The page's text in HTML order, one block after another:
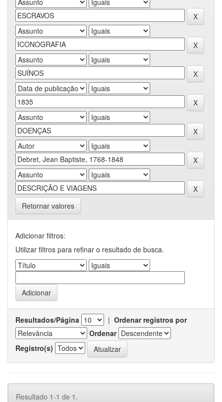
Retornar valores
Adicionar filtros:
Utilizar filtros para refinar o resultado de busca.
Resultados/Página | Ordenar registros por
Ordenar
Registro(s)
Resultado 1-1 de 1.